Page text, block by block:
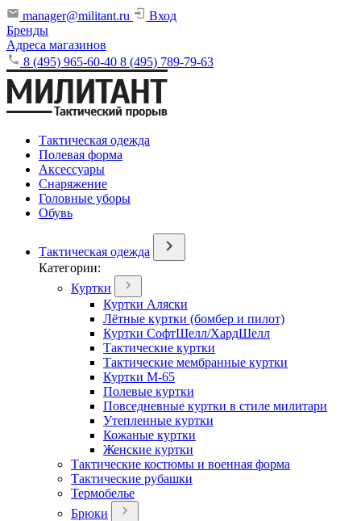
manager@militant.ru
Вход
Бренды
Адреса магазинов
8 (495) 965-60-40 8 (495) 789-79-63
Тактическая одежда
Полевая форма
Аксессуары
Снаряжение
Головные уборы
Обувь
Тактическая одежда
Категории:
Куртки
Куртки Аляски
Лётные куртки (бомбер и пилот)
Куртки СофтШелл/ХардШелл
Тактические куртки
Тактические мембранные куртки
Куртки М-65
Полевые куртки
Повседневные куртки в стиле милитари
Утепленные куртки
Кожаные куртки
Женские куртки
Тактические костюмы и военная форма
Тактические рубашки
Термобелье
Брюки